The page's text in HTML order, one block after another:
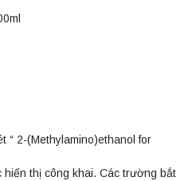
“ 2-(Methylamino)ethanol for
thị công khai. Các trường bắt